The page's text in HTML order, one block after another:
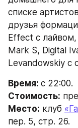
списке
друзья
Effect с лайвом,
Mark S, Digital
Levandowskiy с
Время: с 22:00.
Стоимость:
Место: клуб
пер. 5, стр. 26.